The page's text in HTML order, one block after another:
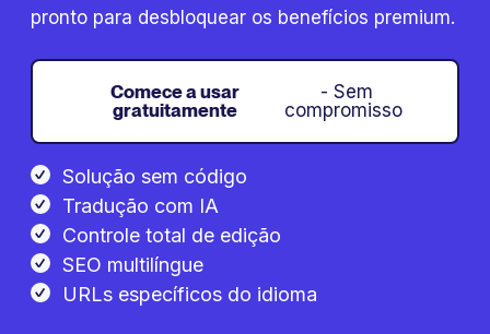
pronto para desbloquear os benefícios premium.
Comece a usar
gratuitamente
- Sem
compromisso
Solução sem código
Tradução com IA
Controle total de edição
SEO multilíngue
URLs específicos do idioma